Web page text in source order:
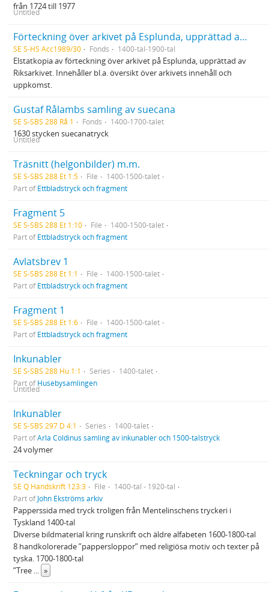
från 1724 till 1977
Untitled
Förteckning över arkivet på Esplunda, upprättad av Riksarkivet (kopia)
SE S-HS Acc1989/30 Fonds 1400-tal-1900-tal
Elstatkopia av förteckning över arkivet på Esplunda, upprättad av
Riksarkivet. Innehåller bl.a. översikt över arkivets innehåll och
uppkomst.
Gustaf Rålambs samling av suecana
SE S-SBS 288 Rå 1 Fonds 1400-1700-talet
1630 stycken suecanatryck
Untitled
Träsnitt (helgonbilder) m.m.
SE S-SBS 288 Et 1:5 File
1400-1500-talet
Part ofEttbladstryck och fragment
Fragment 5
SE S-SBS 288 Et 1:10 File
1400-1500-talet
Part ofEttbladstryck och fragment
Avlatsbrev 1
SE S-SBS 288 Et 1:1 File
1400-1500-talet
Part ofEttbladstryck och fragment
Fragment 1
SE S-SBS 288 Et 1:6 File
1400-1500-talet
Part ofEttbladstryck och fragment
Inkunabler
SE S-SBS 288 Hu 1:1 Series
1400-talet
Part ofHusebysamlingen
Untitled
Inkunabler
SE S-SBS 297 D 4:1 Series
1400-talet
Part ofArla Coldinus samling av inkunabler och 1500-talstryck
24 volymer
Teckningar och tryck
SE Q Handskrift 123:3 File
1400-tal - 1920-tal
Part ofJohn Ekströms arkiv
Papperssida med tryck troligen från Mentelinschens tryckeri i
Tyskland 1400-tal
Diverse bildmaterial kring runskrift och äldre alfabeten 1600-1800-tal
8 handkolorerade ”pappersloppor” med religiösa motiv och texter på
tyska. 1700-1800-tal
”Tree ... »